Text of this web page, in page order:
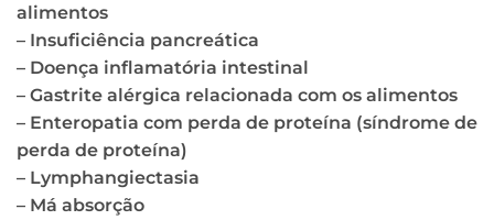
alimentos
– Insuficiência pancreática
– Doença inflamatória intestinal
– Gastrite alérgica relacionada com os alimentos
– Enteropatia com perda de proteína (síndrome de
perda de proteína)
– Lymphangiectasia
– Má absorção